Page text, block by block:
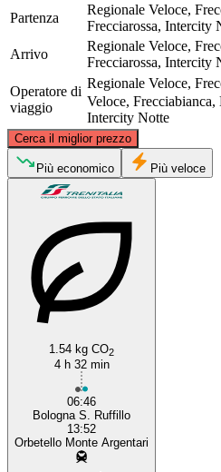
Partenza
Regionale Veloce,
Frecciarossa, Intercity
Arrivo
Regionale Veloce,
Frecciarossa, Intercity
Operatore di
viaggio
Regionale Veloce,
Veloce,
Intercity Notte
Cerca il miglior prezzo
Più economico Più veloce
1.54 kg CO2
4 h 32 min
06:46
Bologna S. Ruffillo
13:52
Orbetello Monte Argentari